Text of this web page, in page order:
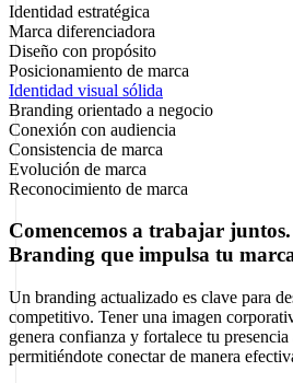
Identidad estratégica
Marca diferenciadora
Diseño con propósito
Posicionamiento de marca
Identidad visual sólida
Branding orientado a negocio
Conexión con audiencia
Consistencia de marca
Evolución de marca
Reconocimiento de marca
Comencemos a trabajar juntos.
Branding que impulsa tu
Un branding actualizado es clave para
competitivo. Tener una imagen
genera confianza y fortalece tu presencia
permitiéndote conectar de manera